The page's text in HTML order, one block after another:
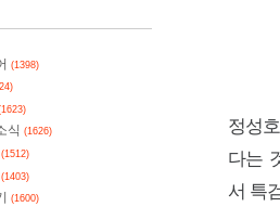
정성
다는
서 특
(1398)
식 (1626)
(1512)
(1403)
(1600)